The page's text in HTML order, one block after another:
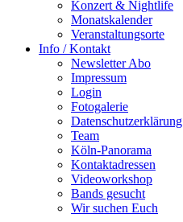
Konzert & Nightlife
Monatskalender
Veranstaltungsorte
Info / Kontakt
Newsletter Abo
Impressum
Login
Fotogalerie
Datenschutzerklärung
Team
Köln-Panorama
Kontaktadressen
Videoworkshop
Bands gesucht
Wir suchen Euch